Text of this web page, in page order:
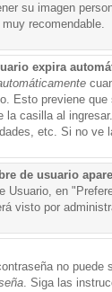
su imagen
recomendable.
expira
Esto previene
la casilla al
etc. Si no ve
de usuario
Usuario, en
visto por
no
. Siga las